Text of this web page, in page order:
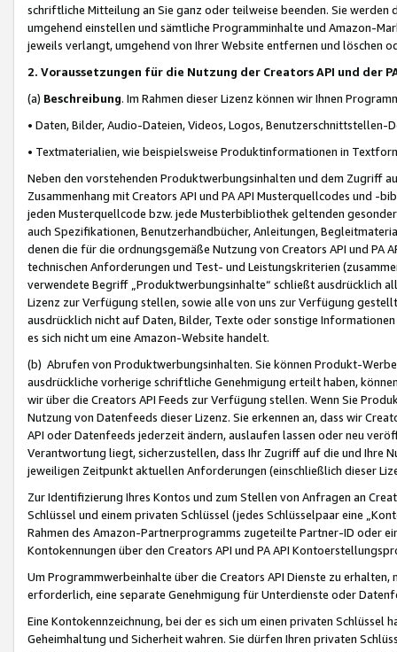
schriftliche Mitteilung an Sie ganz oder teilweise beenden. Sie werden
umgehend einstellen und sämtliche Programminhalte und Amazon-
jeweils verlangt, umgehend von Ihrer Website entfernen und löschen
2. Voraussetzungen für die Nutzung der Creators API und der
(a) Beschreibung. Im Rahmen dieser Lizenz können wir Ihnen
• Daten, Bilder, Audio-Dateien, Videos, Logos, Benutzerschnittstellen-
• Textmaterialien, wie beispielsweise Produktinformationen in
Neben den vorstehenden Produktwerbungsinhalten und dem Zugriff
Zusammenhang mit Creators API und PA API Musterquellcodes und
jeden Musterquellcode bzw. jede Musterbibliothek geltenden
auch Spezifikationen, Benutzerhandbücher, Anleitungen,
denen die für die ordnungsgemäße Nutzung von Creators API und PA
technischen Anforderungen und Test- und Leistungskriterien
verwendete Begriff „Produktwerbungsinhalte“ schließt ausdrücklich
Lizenz zur Verfügung stellen, sowie alle von uns zur Verfügung
ausdrücklich nicht auf Daten, Bilder, Texte oder sonstige
es sich nicht um eine Amazon-Website handelt.
(b) Abrufen von Produktwerbungsinhalten. Sie können Produkt-
ausdrückliche vorherige schriftliche Genehmigung erteilt haben,
wir über die Creators API Feeds zur Verfügung stellen. Wenn Sie
Nutzung von Datenfeeds dieser Lizenz. Sie erkennen an, dass wir
API oder Datenfeeds jederzeit ändern, auslaufen lassen oder neu
Verantwortung liegt, sicherzustellen, dass Ihr Zugriff auf die und Ihre
jeweiligen Zeitpunkt aktuellen Anforderungen (einschließlich dieser
Zur Identifizierung Ihres Kontos und zum Stellen von Anfragen an
Schlüssel und einem privaten Schlüssel (jedes Schlüsselpaar eine
Rahmen des Amazon-Partnerprogramms zugeteilte Partner-ID oder
Kontokennungen über den Creators API und PA API
Um Programmwerbeinhalte über die Creators API Dienste zu
erforderlich, eine separate Genehmigung für Unterdienste oder
Eine Kontokennzeichnung, bei der es sich um einen privaten
Geheimhaltung und Sicherheit wahren. Sie dürfen Ihren privaten